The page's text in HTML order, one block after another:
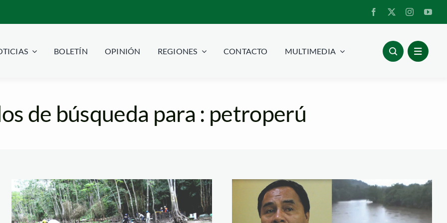
BOLETÍN OPINIÓN REGIONES CONTACTO MULTIMEDIA
de búsqueda para : petroperú